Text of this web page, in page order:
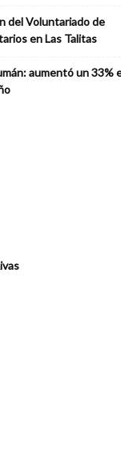
del Voluntariado de
en Las Talitas
aumentó un 33%